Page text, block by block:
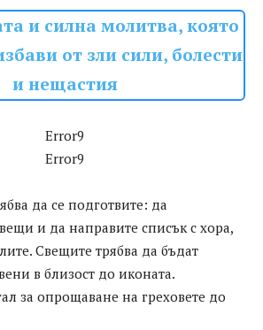
и силна молитва, която
от зли сили, болести
и нещастия
Error9
Error9
да се подготвите: да
и да направите списък с хора,
Свещите трябва да бъдат
в близост до иконата.
за опрощаване на греховете до